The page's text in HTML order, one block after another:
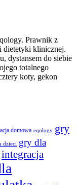
Prawnik z
dietetyki klinicznej.
dystansem do siebie
totalnego
koty, gekon
domowa eqology gry
dzieci gry dla
integracja